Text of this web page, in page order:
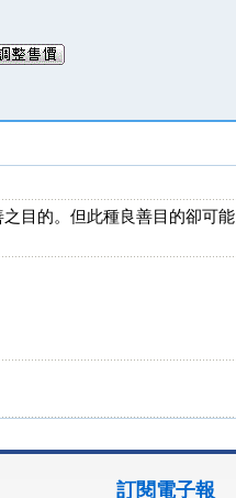
目的。但此種良善目的卻可能
訂閱電子報